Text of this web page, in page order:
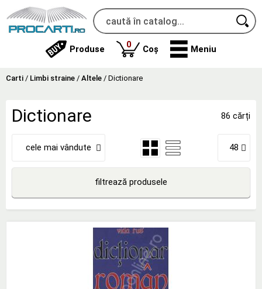
Produse 0produse
Coș Meniu
Carti / Limbi straine / Altele / Dictionare
Dictionare 86 cărți
cele mai vândute 48
filtrează produsele